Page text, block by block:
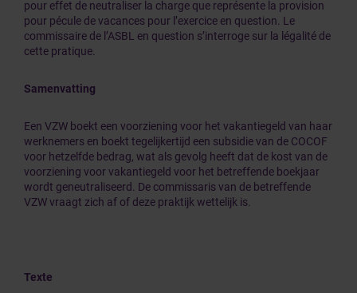
pour effet de neutraliser la charge que représente la provision
pour pécule de vacances pour l’exercice en question. Le
commissaire de l’ASBL en question s’interroge sur la légalité de
cette pratique.
Samenvatting
Een VZW boekt een voorziening voor het vakantiegeld van haar
werknemers en boekt tegelijkertijd een subsidie van de COCOF
voor hetzelfde bedrag, wat als gevolg heeft dat de kost van de
voorziening voor vakantiegeld voor het betreffende boekjaar
wordt geneutraliseerd. De commissaris van de betreffende
VZW vraagt zich af of deze praktijk wettelijk is.
Texte